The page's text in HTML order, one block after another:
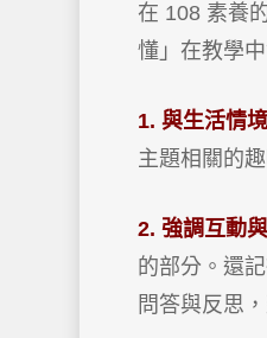
在 108 素養
懂」在教學
1. 與生活情
主題相關的
2. 強調互動
的部分。還
問答與反思